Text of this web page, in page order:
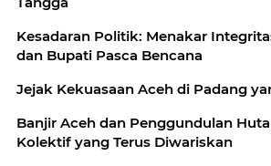
Kesadaran Politik: Menakar
dan Bupati Pasca Bencana
Jejak Kekuasaan Aceh di Padang
Banjir Aceh dan Penggundulan
Kolektif yang Terus Diwariskan